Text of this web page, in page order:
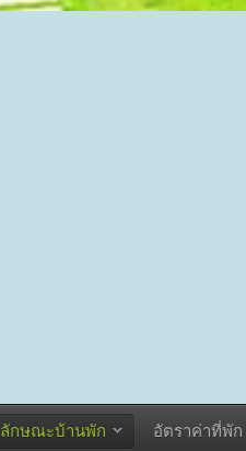
ลักษณะบ้านพัก
อัตราค่าที่พัก